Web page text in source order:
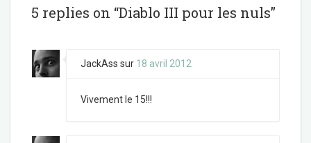
o
k
r
5 replies on “Diablo III pour les nuls”
JackAss sur 18 avril 2012
Vivement le 15!!!